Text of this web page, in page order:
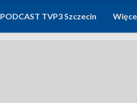
PODCAST TVP3 Szczecin